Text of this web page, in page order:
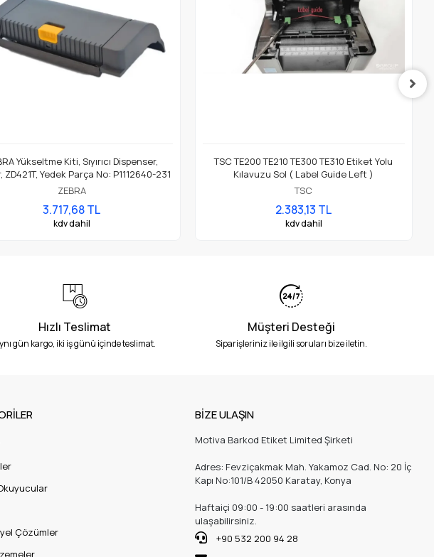
Yükseltme Kiti, Sıyırıcı Dispenser,
ZD421T, Yedek Parça No: P1112640-231
ZEBRA
3.717,68 TL
kdv dahil
TSC TE200 TE210 TE300 TE310 Etiket Yolu
Kılavuzu Sol ( Label Guide Left )
TSC
2.383,13 TL
kdv dahil
Hızlı Teslimat
gün kargo, iki iş günü içinde teslimat.
Müşteri Desteği
Siparişleriniz ile ilgili soruları bize iletin.
Çözümler
BİZE ULAŞIN
Motiva Barkod Etiket Limited Şirketi
Adres: Fevziçakmak Mah. Yakamoz Cad. No: 20 İç
Kapı No:101/B 42050 Karatay, Konya
Haftaiçi 09:00 - 19:00 saatleri arasında
ulaşabilirsiniz.
+90 532 200 94 28